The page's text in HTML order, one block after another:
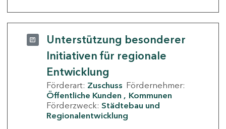
Unterstützung besonderer
Initiativen für regionale
Entwicklung
Förderart: Zuschuss Fördernehmer:
Öffentliche Kunden
Kommunen
Förderzweck: Städtebau und
Regionalentwicklung